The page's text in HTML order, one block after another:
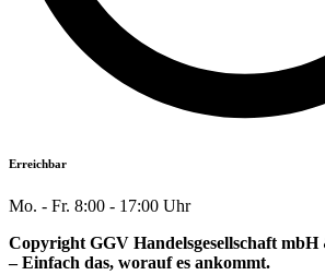
Erreichbar
Mo. - Fr. 8:00 - 17:00 Uhr
Copyright GGV Handelsgesellschaft
– Einfach das, worauf es ankommt.